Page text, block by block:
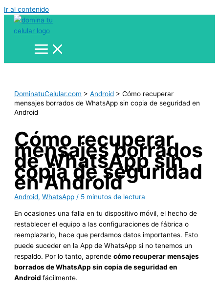
Ir al contenido
DominatuCelular.com >Android >Cómo recuperar
mensajes borrados de WhatsApp sin copia de seguridad en
Android
Cómo recuperar
mensajes borrados
de WhatsApp sin
copia de seguridad
en Android
Android,WhatsApp / 5 minutos de lectura
En ocasiones una falla en tu dispositivo móvil, el hecho de
restablecer el equipo a las configuraciones de fábrica o
reemplazarlo, hace que perdamos datos importantes. Esto
puede suceder en la App de WhatsApp si no tenemos un
respaldo. Por lo tanto, aprendecómo recuperar mensajes
borrados de WhatsApp sin copia de seguridad en
Androidfácilmente.